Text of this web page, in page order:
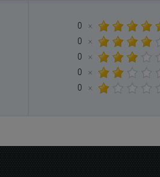
0
×
0
×
0
×
0
×
0
×